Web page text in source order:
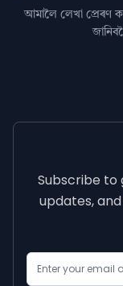
আমালৈ লেখা প্ৰেৰণ
Subscribe
updates,